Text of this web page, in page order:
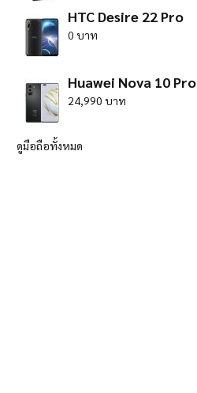
HTC Desire 22 Pro
0 บาท
Huawei Nova 10 Pro
24,990 บาท
ดูมือถือทั้งหมด